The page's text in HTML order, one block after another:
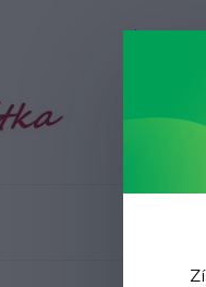
Blog